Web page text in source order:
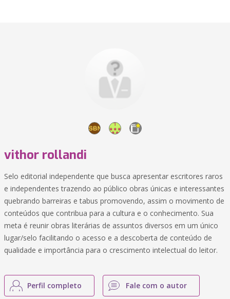
vithor rollandi
Selo editorial independente que busca apresentar escritores raros
e independentes trazendo ao público obras únicas e interessantes
quebrando barreiras e tabus promovendo, assim o movimento de
conteúdos que contribua para a cultura e o conhecimento. Sua
meta é reunir obras literárias de assuntos diversos em um único
lugar/selo facilitando o acesso e a descoberta de conteúdo de
qualidade e importância para o crescimento intelectual do leitor.
Perfil completo Fale com o autor